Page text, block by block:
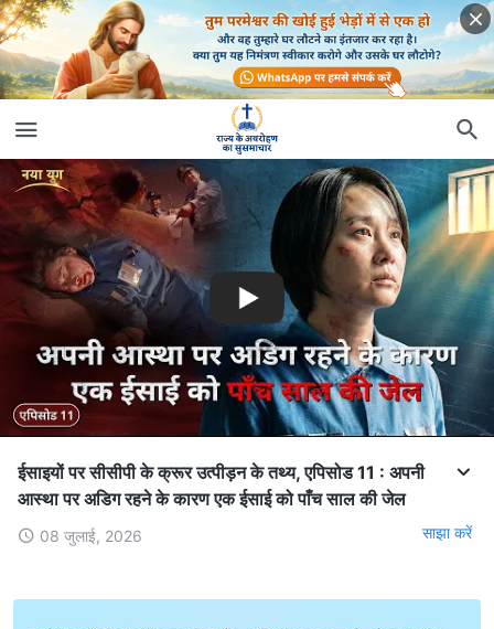
ईसाइयों पर सीसीपी के क्रूर उत्पीड़न के तथ्य, एपिसोड 11 : अपनी
आस्था पर अडिग रहने के कारण एक ईसाई को पाँच साल की जेल
08 जुलाई, 2026 साझा करें